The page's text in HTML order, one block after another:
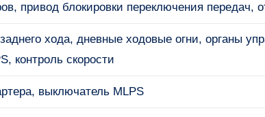
привод блокировки переключения передач,
хода, дневные ходовые огни, органы
контроль скорости
выключатель MLPS